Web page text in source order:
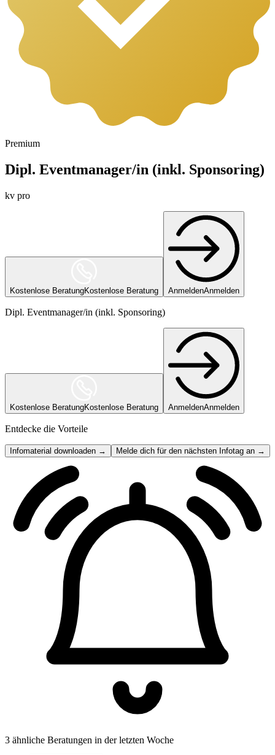
Premium
Dipl. Eventmanager/in (inkl. Sponsoring)
kv pro
Kostenlose BeratungKostenlose Beratung AnmeldenAnmelden
Dipl. Eventmanager/in (inkl. Sponsoring)
Kostenlose BeratungKostenlose Beratung AnmeldenAnmelden
Entdecke die Vorteile
Infomaterial downloaden → Melde dich für den nächsten Infotag an →
3 ähnliche Beratungen in der letzten Woche